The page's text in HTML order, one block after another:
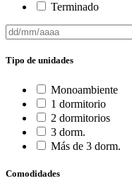
Terminado
Tipo de unidades
Monoambiente
1 dormitorio
2 dormitorios
3 dorm.
Más de 3 dorm.
Comodidades